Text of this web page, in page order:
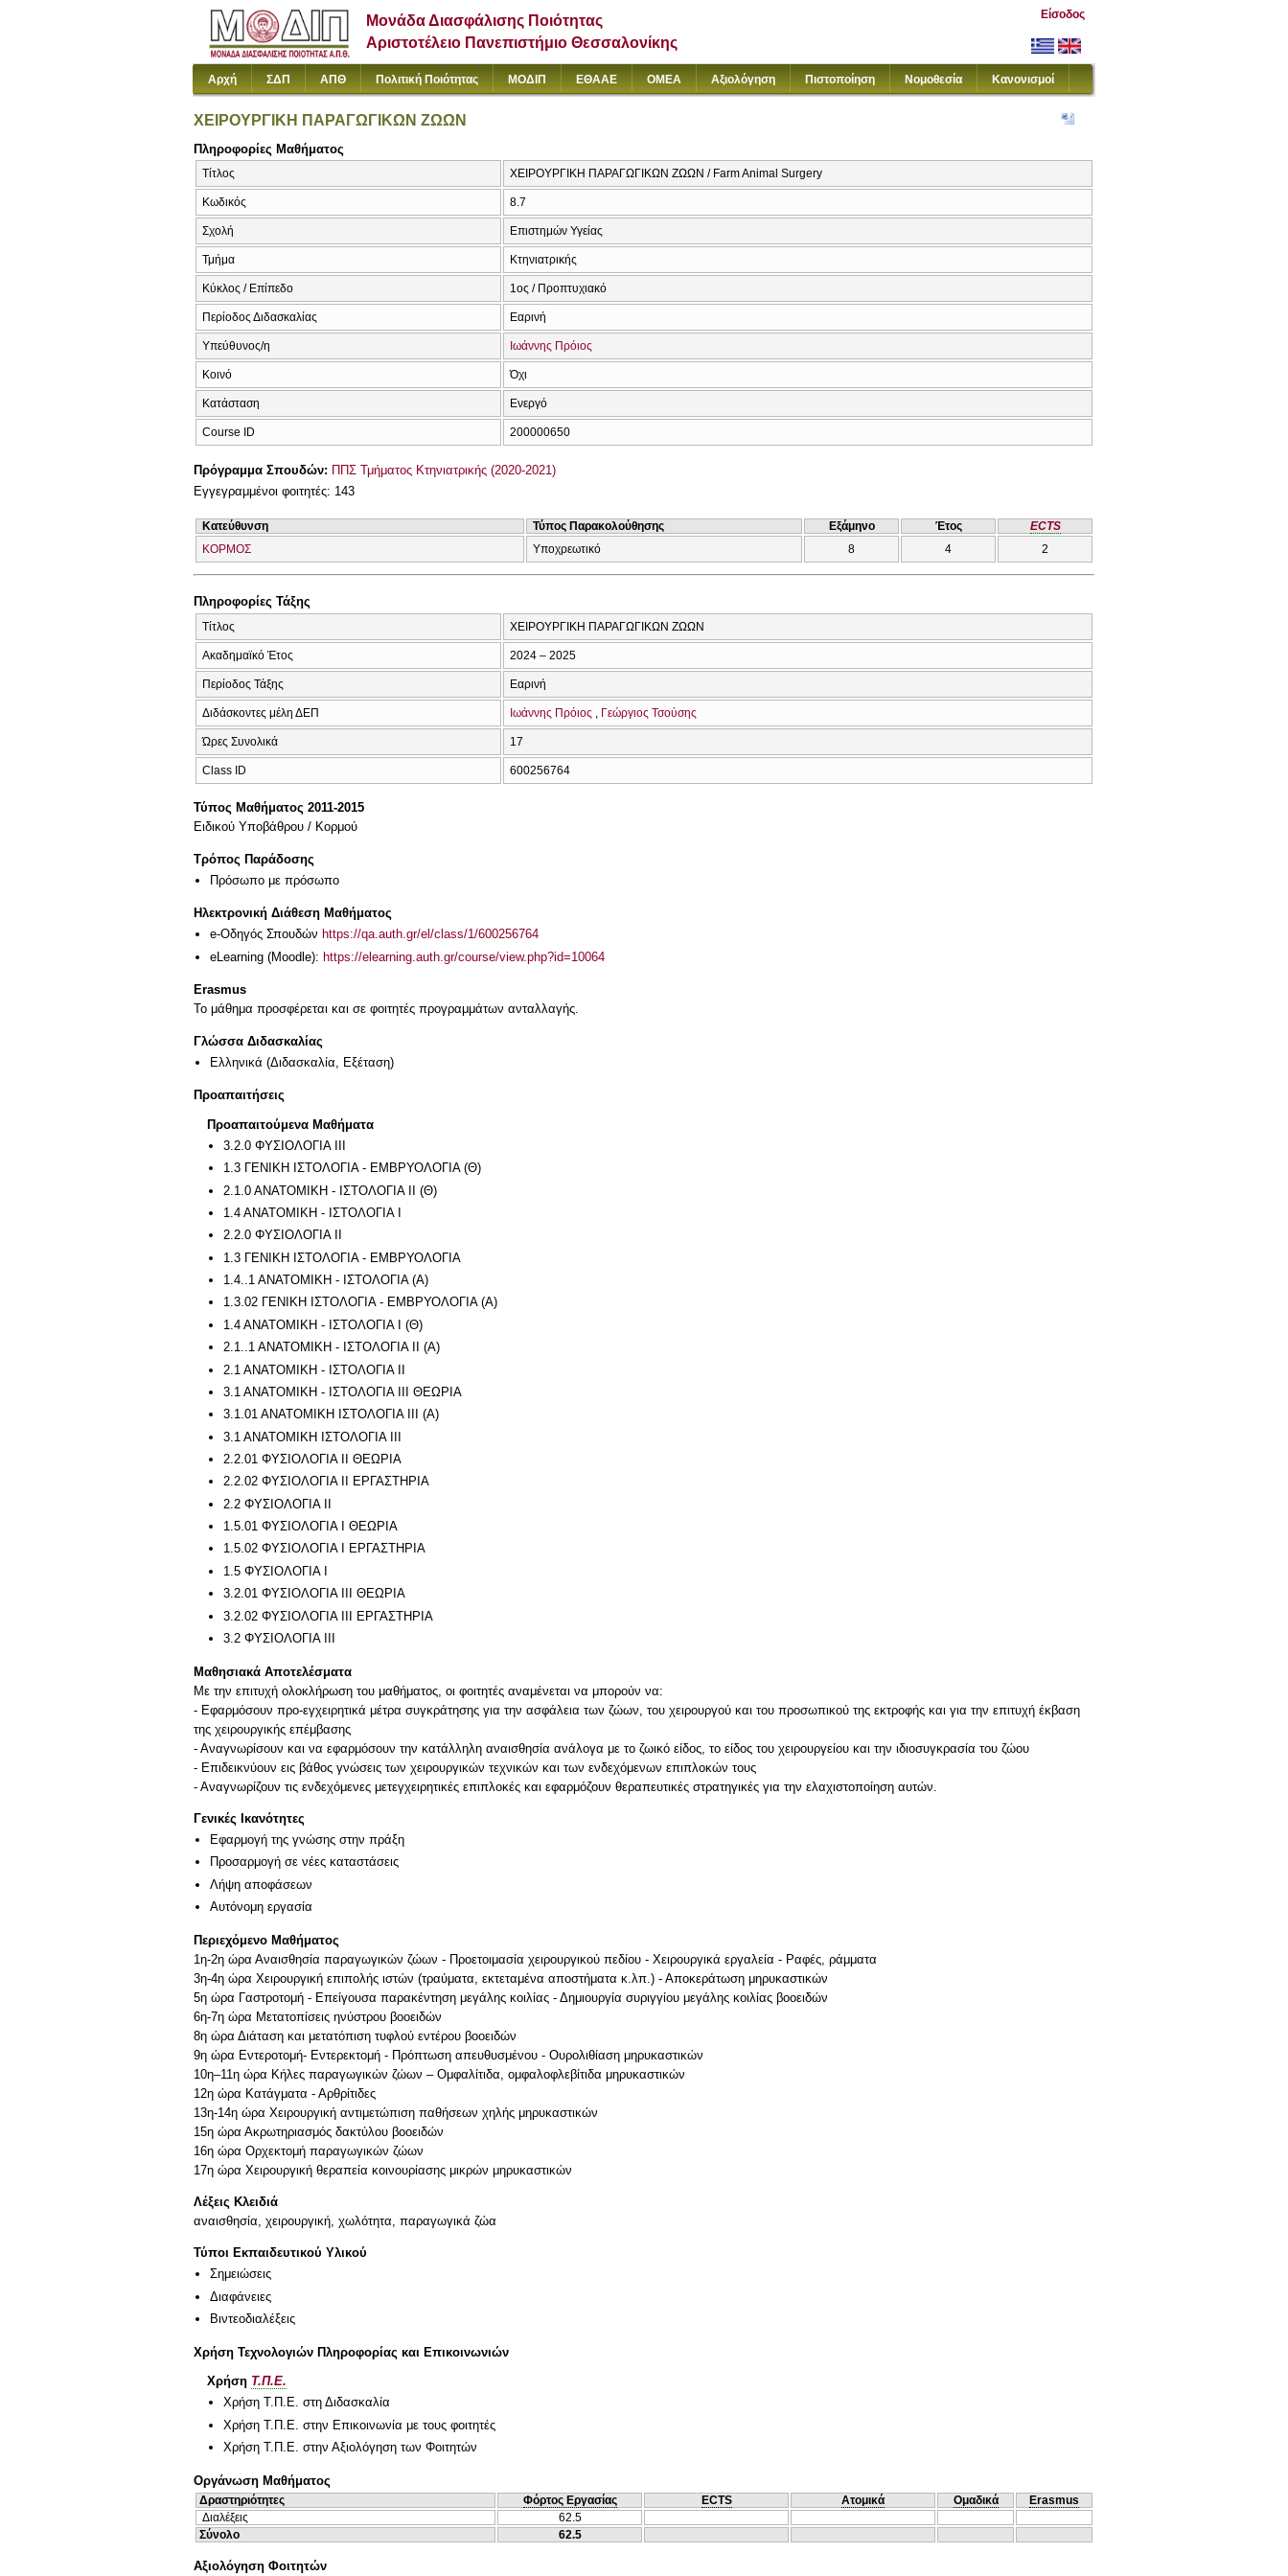
Μονάδα Διασφάλισης Ποιότητας
Αριστοτέλειο Πανεπιστήμιο Θεσσαλονίκης
Είσοδος
Αρχή ΣΔΠ ΑΠΘ Πολιτική Ποιότητας ΜΟΔΙΠ ΕΘΑΑΕ ΟΜΕΑ Αξιολόγηση Πιστοποίηση Νομοθεσία Κανονισμοί
ΧΕΙΡΟΥΡΓΙΚΗ ΠΑΡΑΓΩΓΙΚΩΝ ΖΩΩΝ
Πληροφορίες Μαθήματος
Τίτλος ΧΕΙΡΟΥΡΓΙΚΗ ΠΑΡΑΓΩΓΙΚΩΝ ΖΩΩΝ / Farm Animal Surgery
Κωδικός 8.7
Σχολή Επιστημών Υγείας
Τμήμα Κτηνιατρικής
Κύκλος / Επίπεδο 1ος / Προπτυχιακό
Περίοδος Διδασκαλίας Εαρινή
Υπεύθυνος/η Ιωάννης Πρόιος
Κοινό Όχι
Κατάσταση Ενεργό
Course ID 200000650
Πρόγραμμα Σπουδών: ΠΠΣ Τμήματος Κτηνιατρικής (2020-2021)
Εγγεγραμμένοι φοιτητές: 143
Κατεύθυνση Τύπος Παρακολούθησης Εξάμηνο Έτος
ECTS
ΚΟΡΜΟΣ
Υποχρεωτικό 8 4 2
Πληροφορίες Τάξης
Τίτλος ΧΕΙΡΟΥΡΓΙΚΗ ΠΑΡΑΓΩΓΙΚΩΝ ΖΩΩΝ
Ακαδημαϊκό Έτος 2024 – 2025
Περίοδος Τάξης Εαρινή
Διδάσκοντες μέλη ΔΕΠ Ιωάννης Πρόιος Γεώργιος Τσούσης
Ώρες Συνολικά 17
Class ID 600256764
Τύπος Μαθήματος 2011-2015
Ειδικού Υποβάθρου / Κορμού
Τρόπος Παράδοσης
Πρόσωπο με πρόσωπο
Ηλεκτρονική Διάθεση Μαθήματος
e-Οδηγός Σπουδών https://qa.auth.gr/el/class/1/600256764
eLearning (Moodle): https://elearning.auth.gr/course/view.php?id=10064
Erasmus
Το μάθημα προσφέρεται και σε φοιτητές προγραμμάτων ανταλλαγής.
Γλώσσα Διδασκαλίας
Ελληνικά (Διδασκαλία, Εξέταση)
Προαπαιτήσεις
Προαπαιτούμενα Μαθήματα
3.2.0 ΦΥΣΙΟΛΟΓΙΑ ΙΙΙ
1.3 ΓΕΝΙΚΗ ΙΣΤΟΛΟΓΙΑ - ΕΜΒΡΥΟΛΟΓΙΑ (Θ)
2.1.0 ΑΝΑΤΟΜΙΚΗ - ΙΣΤΟΛΟΓΙΑ ΙΙ (Θ)
1.4 ΑΝΑΤΟΜΙΚΗ - ΙΣΤΟΛΟΓΙΑ Ι
2.2.0 ΦΥΣΙΟΛΟΓΙΑ ΙΙ
1.3 ΓΕΝΙΚΗ ΙΣΤΟΛΟΓΙΑ - ΕΜΒΡΥΟΛΟΓΙΑ
1.4..1 ΑΝΑΤΟΜΙΚΗ - ΙΣΤΟΛΟΓΙΑ (Α)
1.3.02 ΓΕΝΙΚΗ ΙΣΤΟΛΟΓΙΑ - ΕΜΒΡΥΟΛΟΓΙΑ (Α)
1.4 ΑΝΑΤΟΜΙΚΗ - ΙΣΤΟΛΟΓΙΑ Ι (Θ)
2.1..1 ΑΝΑΤΟΜΙΚΗ - ΙΣΤΟΛΟΓΙΑ ΙΙ (Α)
2.1 ΑΝΑΤΟΜΙΚΗ - ΙΣΤΟΛΟΓΙΑ ΙΙ
3.1 ΑΝΑΤΟΜΙΚΗ - ΙΣΤΟΛΟΓΙΑ ΙΙΙ ΘΕΩΡΙΑ
3.1.01 ΑΝΑΤΟΜΙΚΗ ΙΣΤΟΛΟΓΙΑ ΙΙΙ (A)
3.1 ΑΝΑΤΟΜΙΚΗ ΙΣΤΟΛΟΓΙΑ III
2.2.01 ΦΥΣΙΟΛΟΓΙΑ ΙΙ ΘΕΩΡΙΑ
2.2.02 ΦΥΣΙΟΛΟΓΙΑ ΙΙ ΕΡΓΑΣΤΗΡΙΑ
2.2 ΦΥΣΙΟΛΟΓΙΑ ΙΙ
1.5.01 ΦΥΣΙΟΛΟΓΙΑ Ι ΘΕΩΡΙΑ
1.5.02 ΦΥΣΙΟΛΟΓΙΑ Ι ΕΡΓΑΣΤΗΡΙΑ
1.5 ΦΥΣΙΟΛΟΓΙΑ Ι
3.2.01 ΦΥΣΙΟΛΟΓΙΑ ΙΙΙ ΘΕΩΡΙΑ
3.2.02 ΦΥΣΙΟΛΟΓΙΑ ΙΙΙ ΕΡΓΑΣΤΗΡΙΑ
3.2 ΦΥΣΙΟΛΟΓΙΑ ΙΙΙ
Μαθησιακά Αποτελέσματα
Με την επιτυχή ολοκλήρωση του μαθήματος, οι φοιτητές αναμένεται να μπορούν να:
- Εφαρμόσουν προ-εγχειρητικά μέτρα συγκράτησης για την ασφάλεια των ζώων, του χειρουργού και του προσωπικού της εκτροφής και για την επιτυχή έκβαση
της χειρουργικής επέμβασης
- Αναγνωρίσουν και να εφαρμόσουν την κατάλληλη αναισθησία ανάλογα με το ζωικό είδος, το είδος του χειρουργείου και την ιδιοσυγκρασία του ζώου
- Επιδεικνύουν εις βάθος γνώσεις των χειρουργικών τεχνικών και των ενδεχόμενων επιπλοκών τους
- Αναγνωρίζουν τις ενδεχόμενες μετεγχειρητικές επιπλοκές και εφαρμόζουν θεραπευτικές στρατηγικές για την ελαχιστοποίηση αυτών.
Γενικές Ικανότητες
Εφαρμογή της γνώσης στην πράξη
Προσαρμογή σε νέες καταστάσεις
Λήψη αποφάσεων
Αυτόνομη εργασία
Περιεχόμενο Μαθήματος
1η-2η ώρα Αναισθησία παραγωγικών ζώων - Προετοιμασία χειρουργικού πεδίου - Χειρουργικά εργαλεία - Ραφές, ράμματα
3η-4η ώρα Χειρουργική επιπολής ιστών (τραύματα, εκτεταμένα αποστήματα κ.λπ.) - Αποκεράτωση μηρυκαστικών
5η ώρα Γαστροτομή - Επείγουσα παρακέντηση μεγάλης κοιλίας - Δημιουργία συριγγίου μεγάλης κοιλίας βοοειδών
6η-7η ώρα Μετατοπίσεις ηνύστρου βοοειδών
8η ώρα Διάταση και μετατόπιση τυφλού εντέρου βοοειδών
9η ώρα Εντεροτομή- Εντερεκτομή - Πρόπτωση απευθυσμένου - Ουρολιθίαση μηρυκαστικών
10η–11η ώρα Κήλες παραγωγικών ζώων – Ομφαλίτιδα, ομφαλοφλεβίτιδα μηρυκαστικών
12η ώρα Κατάγματα - Αρθρίτιδες
13η-14η ώρα Χειρουργική αντιμετώπιση παθήσεων χηλής μηρυκαστικών
15η ώρα Ακρωτηριασμός δακτύλου βοοειδών
16η ώρα Ορχεκτομή παραγωγικών ζώων
Λέξεις Κλειδιά
αναισθησία, χειρουργική, χωλότητα, παραγωγικά ζώα
Τύποι Εκπαιδευτικού Υλικού
Σημειώσεις
Διαφάνειες
Βιντεοδιαλέξεις
Χρήση Τεχνολογιών Πληροφορίας και Επικοινωνιών
Χρήση Τ.Π.Ε.
Χρήση Τ.Π.Ε. στη Διδασκαλία
Χρήση Τ.Π.Ε. στην Επικοινωνία με τους φοιτητές
Χρήση Τ.Π.Ε. στην Αξιολόγηση των Φοιτητών
Οργάνωση Μαθήματος
Δραστηριότητες Φόρτος Εργασίας ECTS Ατομικά Ομαδικά
Erasmus
Διαλέξεις
62.5
Σύνολο
62.5
Αξιολόγηση Φοιτητών